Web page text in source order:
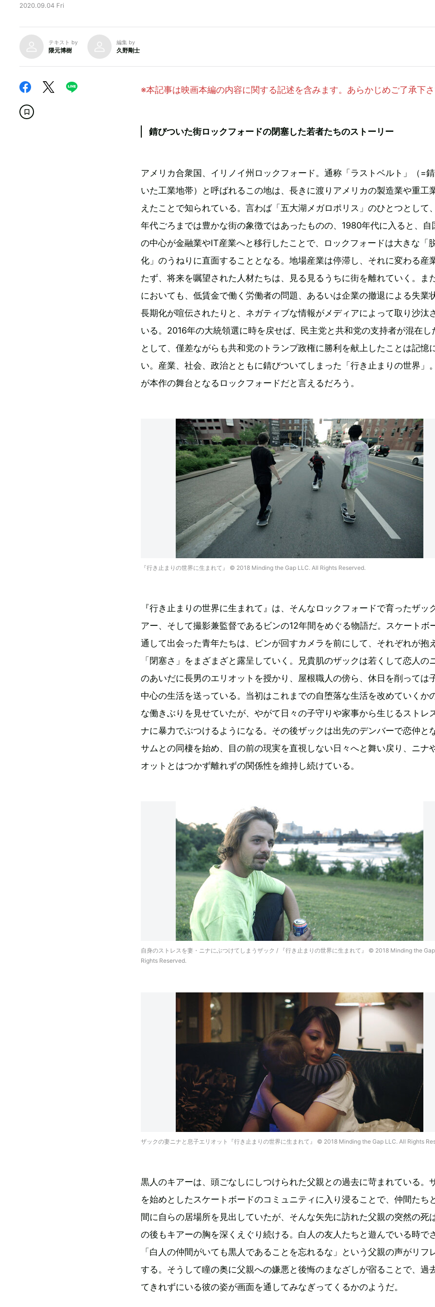
2020.09.04 Fri
テキスト by
隈元博樹
編集 by
久野剛士
※本記事は映画本編の内容に関する記述を含みます。あらかじめご了承下さ
錆びついた街ロックフォードの閉塞した若者たちのストーリー
アメリカ合衆国、イリノイ州ロックフォード。通称「ラストベルト」（=
いた工業地帯）と呼ばれるこの地は、長きに渡りアメリカの製造業や重工
えたことで知られている。言わば「五大湖メガロポリス」のひとつとして
年代ごろまでは豊かな街の象徴ではあったものの、1980年代に入ると、自
の中心が金融業やIT産業へと移行したことで、ロックフォードは大きな「
化」のうねりに直面することとなる。地場産業は停滞し、それに変わる産
たず、将来を嘱望された人材たちは、見る見るうちに街を離れていく。ま
においても、低賃金で働く労働者の問題、あるいは企業の撤退による失業
長期化が喧伝されたりと、ネガティブな情報がメディアによって取り沙汰
いる。2016年の大統領選に時を戻せば、民主党と共和党の支持者が混在し
として、僅差ながらも共和党のトランプ政権に勝利を献上したことは記憶
い。産業、社会、政治とともに錆びついてしまった「行き止まりの世界」
が本作の舞台となるロックフォードだと言えるだろう。
『行き止まりの世界に生まれて』 © 2018 Minding the Gap LLC. All Rights Reserved.
『行き止まりの世界に生まれて』は、そんなロックフォードで育ったザッ
アー、そして撮影兼監督であるビンの12年間をめぐる物語だ。スケートボ
通して出会った青年たちは、ビンが回すカメラを前にして、それぞれが抱
「閉塞さ」をまざまざと露呈していく。兄貴肌のザックは若くして恋人の
のあいだに長男のエリオットを授かり、屋根職人の傍ら、休日を削っては
中心の生活を送っている。当初はこれまでの自堕落な生活を改めていくか
な働きぶりを見せていたが、やがて日々の子守りや家事から生じるストレ
ナに暴力でぶつけるようになる。その後ザックは出先のデンバーで恋仲と
サムとの同棲を始め、目の前の現実を直視しない日々へと舞い戻り、ニナ
オットとはつかず離れずの関係性を維持し続けている。
自身のストレスを妻・ニナにぶつけてしまうザック / 『行き止まりの世界に生まれて』 © 2018 Minding the
Rights Reserved.
ザックの妻ニナと息子エリオット『行き止まりの世界に生まれて』 © 2018 Minding the Gap LLC. All Rights
黒人のキアーは、頭ごなしにしつけられた父親との過去に苛まれている。
を始めとしたスケートボードのコミュニティに入り浸ることで、仲間たち
間に自らの居場所を見出していたが、そんな矢先に訪れた父親の突然の死
の後もキアーの胸を深くえぐり続ける。白人の友人たちと遊んでいる時で
「白人の仲間がいても黒人であることを忘れるな」という父親の声がリフ
する。そうして瞳の奥に父親への嫌悪と後悔のまなざしが宿ることで、過
てきれずにいる彼の姿が画面を通してみなぎってくるかのようだ。